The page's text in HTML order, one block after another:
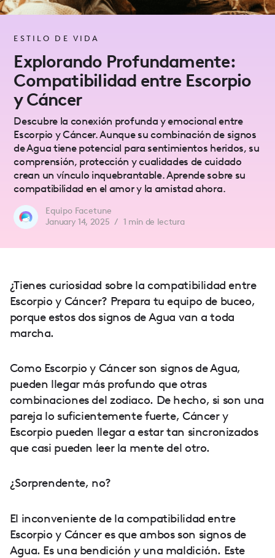
ESTILO DE VIDA
Explorando Profundamente:
Compatibilidad entre Escorpio
y Cáncer
Descubre la conexión profunda y emocional entre
Escorpio y Cáncer. Aunque su combinación de signos
de Agua tiene potencial para sentimientos heridos, su
comprensión, protección y cualidades de cuidado
crean un vínculo inquebrantable. Aprende sobre su
compatibilidad en el amor y la amistad ahora.
Equipo Facetune
January 14, 2025 / 1 min de lectura
¿Tienes curiosidad sobre la compatibilidad entre
Escorpio y Cáncer? Prepara tu equipo de buceo,
porque estos dos signos de Agua van a toda
marcha.
Como Escorpio y Cáncer son signos de Agua,
pueden llegar más profundo que otras
combinaciones del zodiaco. De hecho, si son una
pareja lo suficientemente fuerte, Cáncer y
Escorpio pueden llegar a estar tan sincronizados
que casi pueden leer la mente del otro.
¿Sorprendente, no?
El inconveniente de la compatibilidad entre
Escorpio y Cáncer es que ambos son signos de
Agua. Es una bendición yuna maldición. Este